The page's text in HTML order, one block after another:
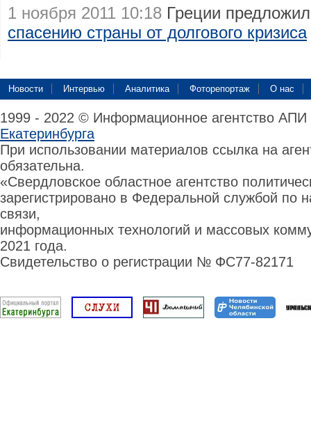
1 ноября 2011 10:18 Греции
спасению страны от долгового кризиса
Новости Интервью Аналитика Фоторепортаж О нас
1999 - 2022 © Информационное агентство
Екатеринбурга
При использовании материалов ссылка на
обязательна.
«Свердловское областное агентство
зарегистрировано в Федеральной службой по
связи,
информационных технологий и массовых
2021 года.
Свидетельство о регистрации № ФС77-82171